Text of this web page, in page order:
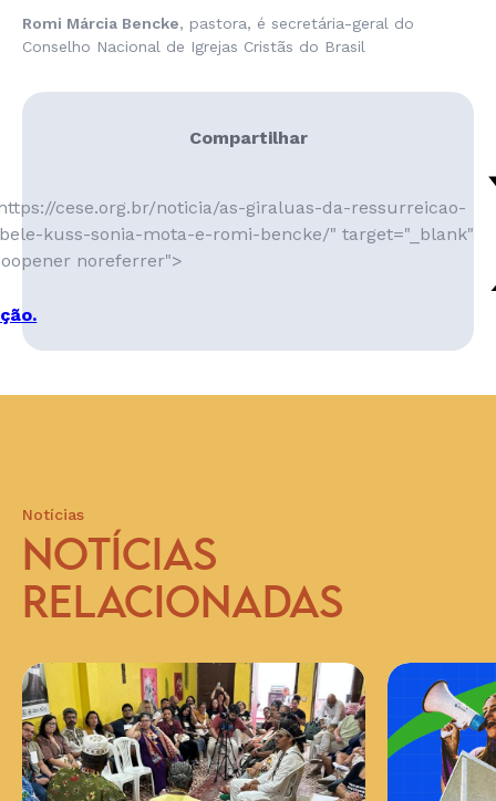
Romi Márcia Bencke, pastora, é secretária-geral do
Conselho Nacional de Igrejas Cristãs do Brasil
Compartilhar
cese.org.br/noticia/as-giraluas-da-ressurreicao-
kuss-sonia-mota-e-romi-bencke/" target="_blank"
noreferrer">
Notícias
NOTÍCIAS
RELACIONADAS